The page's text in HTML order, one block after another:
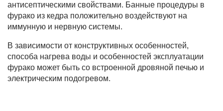
антисептическими свойствами. Банные процедуры в
фурако из кедра положительно воздействуют на
иммунную и нервную системы.
В зависимости от конструктивных особенностей,
способа нагрева воды и особенностей эксплуатации
фурако может быть со встроенной дровяной печью и
электрическим подогревом.